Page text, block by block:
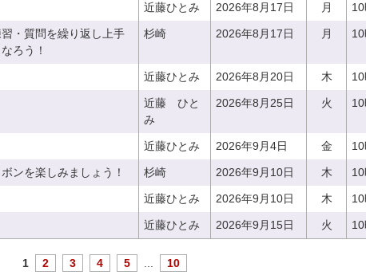
近藤ひとみ 2026年8月17日 月
・質問を繰り返し上手
なろう！
杉崎 2026年8月17日 月
近藤ひとみ 2026年8月20日 木
近藤 ひと
み
2026年8月25日 火
近藤ひとみ 2026年9月4日 金
ボンを楽しみましょう！ 杉崎 2026年9月10日 木
近藤ひとみ 2026年9月10日 木
近藤ひとみ 2026年9月15日 火
1 2 3 4 5 10